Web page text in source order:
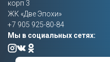
корп 3
ЖК «Две Эпохи»
+7 905 925-80-84
Мы в социальных сетях: